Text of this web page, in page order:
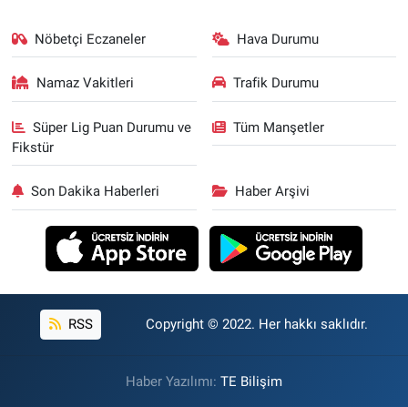
Nöbetçi Eczaneler Hava Durumu
Namaz Vakitleri Trafik Durumu
Süper Lig Puan Durumu ve
Fikstür
Tüm Manşetler
Son Dakika Haberleri Haber Arşivi
RSS Copyright © 2022. Her hakkı saklıdır.
Haber Yazılımı: TE Bilişim